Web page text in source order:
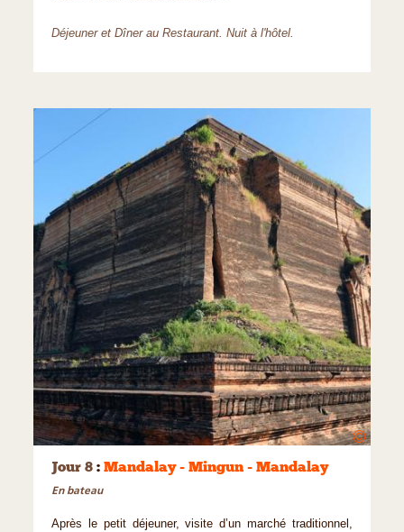
Déjeuner et Dîner au Restaurant. Nuit à l'hôtel.
©
Jour 8 : Mandalay - Mingun - Mandalay
En bateau
Après le petit déjeuner, visite d’un marché traditionnel,